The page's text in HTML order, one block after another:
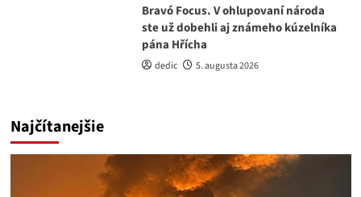
Bravó Focus. V ohlupovaní národa
ste už dobehli aj známeho kúzelníka
pána Hřícha
dedic 5. augusta 2026
Najčítanejšie